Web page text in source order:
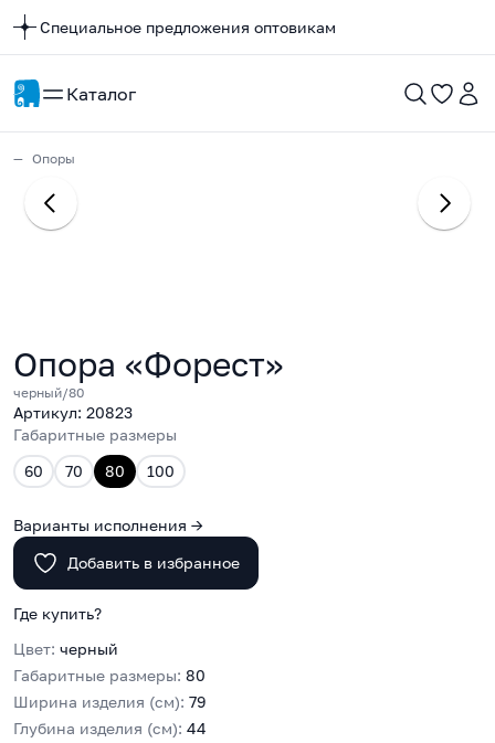
Специальное предложения оптовикам
Каталог
Опоры
Опора «Форест»
черный/80
Артикул: 20823
Габаритные размеры
60
70 80 100
Варианты исполнения →
Добавить в избранное
Где купить?
Цвет: черный
Габаритные размеры: 80
Ширина изделия (см): 79
Глубина изделия (см): 44